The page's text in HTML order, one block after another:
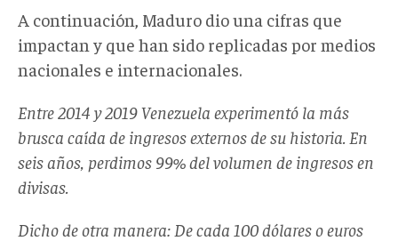
A continuación, Maduro dio una cifras que
impactan y que han sido replicadas por medios
nacionales e internacionales.
Entre 2014 y 2019 Venezuela experimentó la más
brusca caída de ingresos externos de su historia. En
seis años, perdimos 99% del volumen de ingresos en
divisas.
Dicho de otra manera: De cada 100 dólares o euros